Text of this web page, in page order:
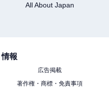
モンドクリームのプ
All About Japan
報
広告掲載
著作権・商標・免責事項